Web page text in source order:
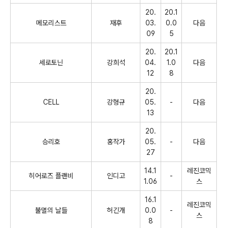
메모리스트 재후
20.
03.
09
20.1
0.0
5
다음
세로토닌 강희석
20.
04.
12
20.1
1.0
8
다음
CELL 강형규
20.
05.
13
- 다음
승리호 홍작가
20.
05.
27
- 다음
히어로즈 플랜비 인디고
14.1
1.06
-
레진코믹
스
불멸의 날들 허긴개
16.1
0.0
8
-
레진코믹
스